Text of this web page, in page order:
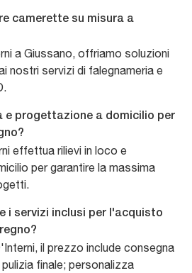
camerette su misura a
a Giussano, offriamo soluzioni
nostri servizi di falegnameria e
e progettazione a domicilio per
effettua rilievi in loco e
per garantire la massima
i servizi inclusi per l'acquisto
il prezzo include consegna
finale; personalizza